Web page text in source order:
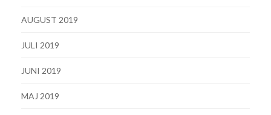
AUGUST 2019
JULI 2019
JUNI 2019
MAJ 2019